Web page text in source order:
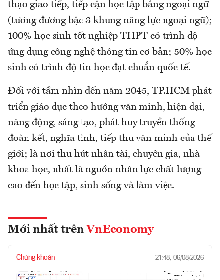
thạo giao tiếp, tiếp cận học tập bằng ngoại ngữ
(tương đương bậc 3 khung năng lực ngoại ngữ);
100% học sinh tốt nghiệp THPT có trình độ
ứng dụng công nghệ thông tin cơ bản; 50% học
sinh có trình độ tin học đạt chuẩn quốc tế.
Đối với tầm nhìn đến năm 2045, TP.HCM phát
triển giáo dục theo hướng văn minh, hiện đại,
năng động, sáng tạo, phát huy truyền thống
đoàn kết, nghĩa tình, tiếp thu văn minh của thế
giới; là nơi thu hút nhân tài, chuyên gia, nhà
khoa học, nhất là nguồn nhân lực chất lượng
cao đến học tập, sinh sống và làm việc.
Mới nhất trên VnEconomy
Chứng khoán 21:48, 06/08/2026